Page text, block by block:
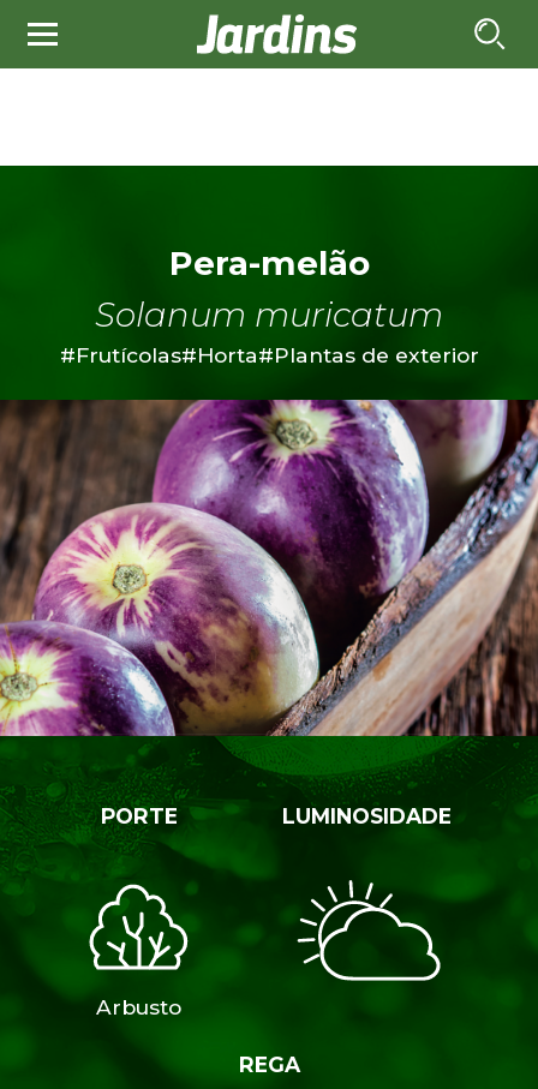
Pera-melão
Solanum muricatum
#Frutícolas#Horta#Plantas de exterior
PORTE
Arbusto
LUMINOSIDADE
REGA